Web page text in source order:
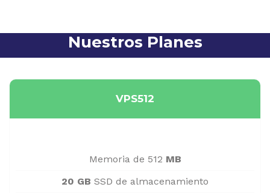
Nuestros Planes
VPS512
Memoria de 512 MB
20 GB SSD de almacenamiento